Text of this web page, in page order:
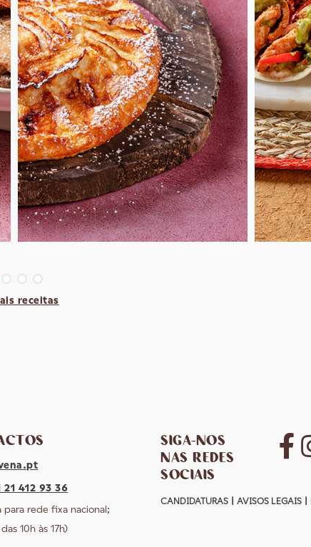
receitas
21 412 93 36
para rede fixa nacional;
10h às 17h)
SIGA-NOS
NAS REDES
SOCIAIS
CANDIDATURAS AVISOS LEGAIS